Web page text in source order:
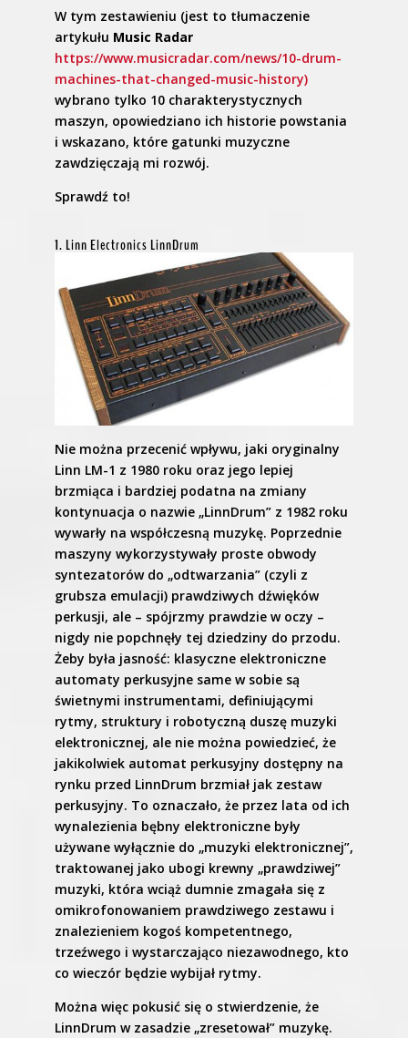
W tym zestawieniu (jest to tłumaczenie
artykułu Music Radar
https://www.musicradar.com/news/10-drum-
machines-that-changed-music-history)
wybrano tylko 10 charakterystycznych
maszyn, opowiedziano ich historie powstania
i wskazano, które gatunki muzyczne
zawdzięczają mi rozwój.
Sprawdź to!
1. Linn Electronics LinnDrum
Nie można przecenić wpływu, jaki oryginalny
Linn LM-1 z 1980 roku oraz jego lepiej
brzmiąca i bardziej podatna na zmiany
kontynuacja o nazwie „LinnDrum” z 1982 roku
wywarły na współczesną muzykę. Poprzednie
maszyny wykorzystywały proste obwody
syntezatorów do „odtwarzania” (czyli z
grubsza emulacji) prawdziwych dźwięków
perkusji, ale – spójrzmy prawdzie w oczy –
nigdy nie popchnęły tej dziedziny do przodu.
Żeby była jasność: klasyczne elektroniczne
automaty perkusyjne same w sobie są
świetnymi instrumentami, definiującymi
rytmy, struktury i robotyczną duszę muzyki
elektronicznej, ale nie można powiedzieć, że
jakikolwiek automat perkusyjny dostępny na
rynku przed LinnDrum brzmiał jak zestaw
perkusyjny. To oznaczało, że przez lata od ich
wynalezienia bębny elektroniczne były
używane wyłącznie do „muzyki elektronicznej”,
traktowanej jako ubogi krewny „prawdziwej”
muzyki, która wciąż dumnie zmagała się z
omikrofonowaniem prawdziwego zestawu i
znalezieniem kogoś kompetentnego,
trzeźwego i wystarczająco niezawodnego, kto
co wieczór będzie wybijał rytmy.
Można więc pokusić się o stwierdzenie, że
LinnDrum w zasadzie „zresetował” muzykę.